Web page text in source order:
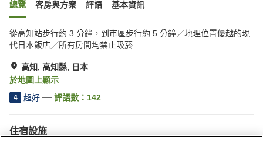
總覽 客房與方案 評語 基本資訊
從高知站步行約 3 分鐘，到市區步行約 5 分鐘／地理位置優越的現
代日本飯店／所有房間均禁止吸菸
高知, 高知縣, 日本
於地圖上顯示
4 超好 評語數： 142
住宿設施